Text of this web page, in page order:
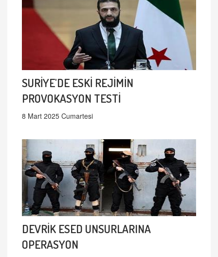
SURİYE'DE ESKİ REJİMİN
PROVOKASYON TESTİ
8 Mart 2025 Cumartesi
DEVRİK ESED UNSURLARINA
OPERASYON